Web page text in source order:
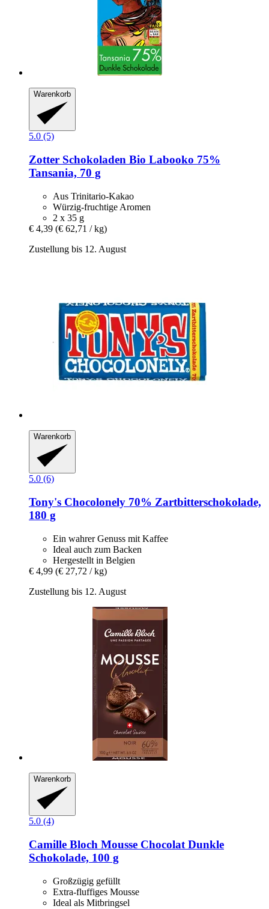
Warenkorb
5.0 (5)
Zotter Schokoladen Bio Labooko 75%
Tansania, 70 g
Aus Trinitario-Kakao
Würzig-fruchtige Aromen
2 x 35 g
€ 4,39 (€ 62,71 / kg)
Zustellung bis 12. August
Warenkorb
5.0 (6)
Tony's Chocolonely 70% Zartbitterschokolade,
180 g
Ein wahrer Genuss mit Kaffee
Ideal auch zum Backen
Hergestellt in Belgien
€ 4,99 (€ 27,72 / kg)
Zustellung bis 12. August
Warenkorb
5.0 (4)
Camille Bloch Mousse Chocolat Dunkle
Schokolade, 100 g
Großzügig gefüllt
Extra-fluffiges Mousse
Ideal als Mitbringsel